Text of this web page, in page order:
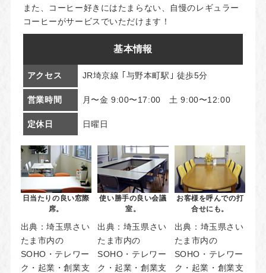
また、コーヒー好きにはたまらない、自慢のレギュラー
コーヒーがサービスでいただけます！
基本情報
アクセス JR埼京線 ｢与野本町駅｣ 徒歩5分
営業時間 月〜金 9:00〜17:00 土 9:00〜12:00
定休日 日曜日
日当たりの良い窓際
席。
出典：埼玉県さい
たま市内の
SOHO・テレワー
ク・起業・創業支
使い勝手の良い会議
室。
出典： 埼玉県さい
たま市内の
SOHO・テレワー
ク・起業・創業支
お客様を呼んでの打
合せにも。
出典： 埼玉県さい
たま市内の
SOHO・テレワー
ク・起業・創業支